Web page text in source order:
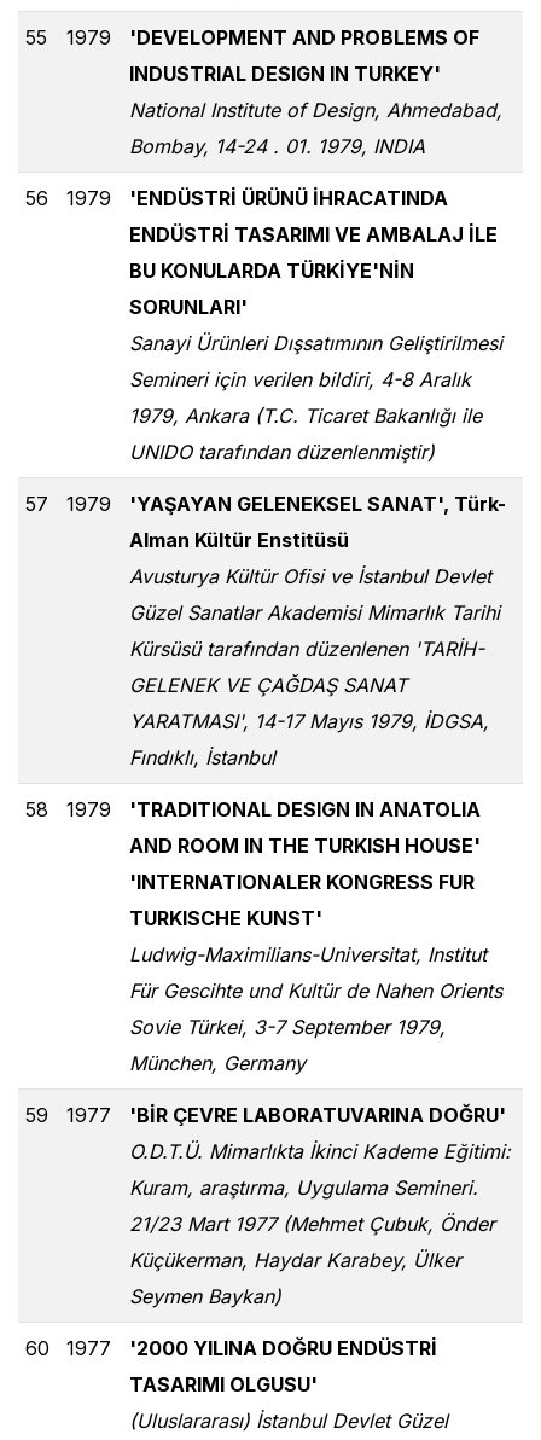
55 1979
'DEVELOPMENT AND PROBLEMS OF
INDUSTRIAL DESIGN IN TURKEY'
National Institute of Design, Ahmedabad,
Bombay, 14-24 . 01. 1979, INDIA
56 1979
'ENDÜSTRİ ÜRÜNÜ İHRACATINDA
ENDÜSTRİ TASARIMI VE AMBALAJ İLE
BU KONULARDA TÜRKİYE'NİN
SORUNLARI'
Sanayi Ürünleri Dışsatımının Geliştirilmesi
Semineri için verilen bildiri, 4-8 Aralık
1979, Ankara (T.C. Ticaret Bakanlığı ile
UNIDO tarafından düzenlenmiştir)
57 1979
'YAŞAYAN GELENEKSEL SANAT', Türk-
Alman Kültür Enstitüsü
Avusturya Kültür Ofisi ve İstanbul Devlet
Güzel Sanatlar Akademisi Mimarlık Tarihi
Kürsüsü tarafından düzenlenen 'TARİH-
GELENEK VE ÇAĞDAŞ SANAT
YARATMASI', 14-17 Mayıs 1979, İDGSA,
Fındıklı, İstanbul
58 1979
'TRADITIONAL DESIGN IN ANATOLIA
AND ROOM IN THE TURKISH HOUSE'
'INTERNATIONALER KONGRESS FUR
TURKISCHE KUNST'
Ludwig-Maximilians-Universitat, Institut
Für Gescihte und Kultür de Nahen Orients
Sovie Türkei, 3-7 September 1979,
München, Germany
59 1977
'BİR ÇEVRE LABORATUVARINA DOĞRU'
O.D.T.Ü. Mimarlıkta İkinci Kademe Eğitimi:
Kuram, araştırma, Uygulama Semineri.
21/23 Mart 1977 (Mehmet Çubuk, Önder
Küçükerman, Haydar Karabey, Ülker
Seymen Baykan)
60 1977
'2000 YILINA DOĞRU ENDÜSTRİ
TASARIMI OLGUSU'
(Uluslararası) İstanbul Devlet Güzel